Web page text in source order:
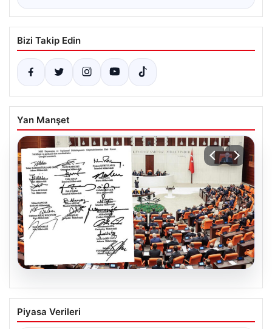
Bizi Takip Edin
Yan Manşet
05.08.2026
Terörle Mücadelede Tarihi Adım: Yeni
Çerçeve Yasa Teklifi TBMM’ye Sunuldu
Piyasa Verileri